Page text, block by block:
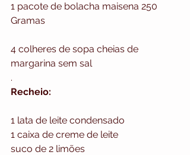
1 pacote de bolacha maisena 250
Gramas
4 colheres de sopa cheias de
margarina sem sal
.
Recheio:
1 lata de leite condensado
1 caixa de creme de leite
suco de 2 limões